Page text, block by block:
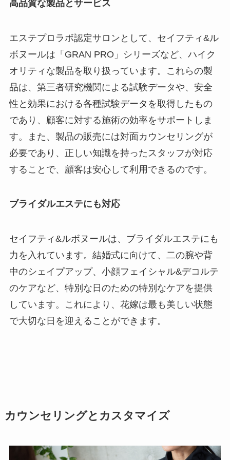
高品質な製品とサービス
エステプロラボ認定サロンとして、セイフティ&ル
ボヌールは「GRAN PRO」シリーズなど、ハイク
オリティな製品を取り扱っています。これらの製
品は、第三者研究機関による試験データや、安全
性と効果における各種試験データを取得したもの
であり、顧客に対する施術の効率をサポートしま
す。また、製品の販売には対面カウンセリングが
必要であり、正しい知識を持ったスタッフが対応
することで、顧客は安心して利用できるのです。
ブライダルエステにも対応
セイフティ&ルボヌールは、ブライダルエステにも
力を入れています。結婚式に向けて、二の腕や背
中のシェイプアップ、小顔フェイシャル&デコルテ
のケアなど、特別な日のための特別なケアを提供
しています。これにより、花嫁は最も美しい状態
で大切な日を迎えることができます。
カウンセリングとカスタマイズ